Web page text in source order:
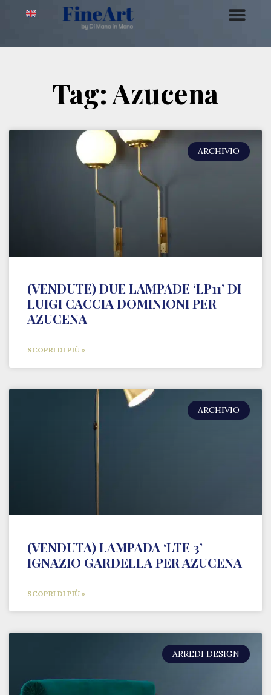
Tag: Azucena
ARCHIVIO
(VENDUTE) DUE LAMPADE ‘LP11’ DI
LUIGI CACCIA DOMINIONI PER
AZUCENA
SCOPRI DI PIÙ »
ARCHIVIO
(VENDUTA) LAMPADA ‘LTE 3’
IGNAZIO GARDELLA PER AZUCENA
SCOPRI DI PIÙ »
ARREDI DESIGN